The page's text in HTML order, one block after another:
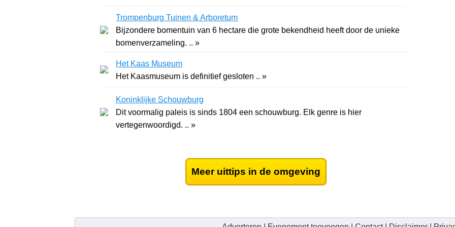
Trompenburg Tuinen & Arboretum
Bijzondere bomentuin van 6 hectare die grote bekendheid heeft door de unieke
bomenverzameling. .. »
Het Kaas Museum
Het Kaasmuseum is definitief gesloten .. »
Koninklijke Schouwburg
Dit voormalig paleis is sinds 1804 een schouwburg. Elk genre is hier
vertegenwoordigd. .. »
Meer uittips in de omgeving